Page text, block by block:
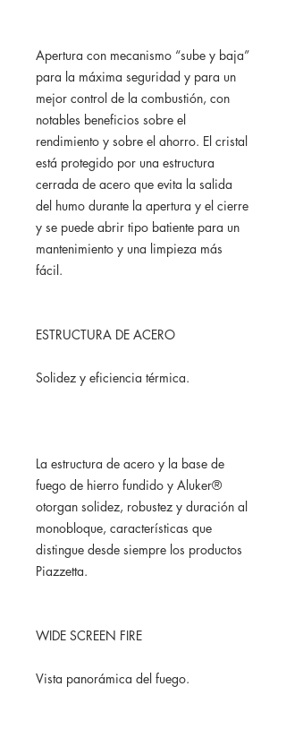
Apertura con mecanismo “sube y baja”
para la máxima seguridad y para un
mejor control de la combustión, con
notables beneficios sobre el
rendimiento y sobre el ahorro. El cristal
está protegido por una estructura
cerrada de acero que evita la salida
del humo durante la apertura y el cierre
y se puede abrir tipo batiente para un
mantenimiento y una limpieza más
fácil.
ESTRUCTURA DE ACERO
Solidez y eficiencia térmica.
La estructura de acero y la base de
fuego de hierro fundido y Aluker®
otorgan solidez, robustez y duración al
monobloque, características que
distingue desde siempre los productos
Piazzetta.
WIDE SCREEN FIRE
Vista panorámica del fuego.